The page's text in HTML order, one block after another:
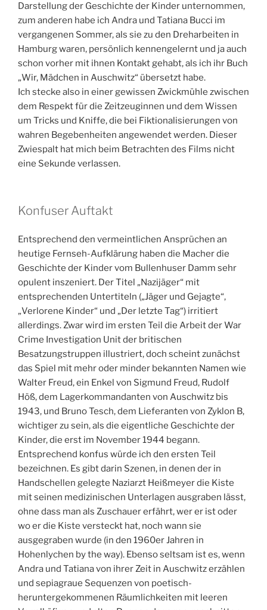
Darstellung der Geschichte der Kinder unternommen,
zum anderen habe ich Andra und Tatiana Bucci im
vergangenen Sommer, als sie zu den Dreharbeiten in
Hamburg waren, persönlich kennengelernt und ja auch
schon vorher mit ihnen Kontakt gehabt, als ich ihr Buch
„Wir, Mädchen in Auschwitz“ übersetzt habe.
Ich stecke also in einer gewissen Zwickmühle zwischen
dem Respekt für die Zeitzeuginnen und dem Wissen
um Tricks und Kniffe, die bei Fiktionalisierungen von
wahren Begebenheiten angewendet werden. Dieser
Zwiespalt hat mich beim Betrachten des Films nicht
eine Sekunde verlassen.
Konfuser Auftakt
Entsprechend den vermeintlichen Ansprüchen an
heutige Fernseh-Aufklärung haben die Macher die
Geschichte der Kinder vom Bullenhuser Damm sehr
opulent inszeniert. Der Titel „Nazijäger“ mit
entsprechenden Untertiteln („Jäger und Gejagte“,
„Verlorene Kinder“ und „Der letzte Tag“) irritiert
allerdings. Zwar wird im ersten Teil die Arbeit der War
Crime Investigation Unit der britischen
Besatzungstruppen illustriert, doch scheint zunächst
das Spiel mit mehr oder minder bekannten Namen wie
Walter Freud, ein Enkel von Sigmund Freud, Rudolf
Höß, dem Lagerkommandanten von Auschwitz bis
1943, und Bruno Tesch, dem Lieferanten von Zyklon B,
wichtiger zu sein, als die eigentliche Geschichte der
Kinder, die erst im November 1944 begann.
Entsprechend konfus würde ich den ersten Teil
bezeichnen. Es gibt darin Szenen, in denen der in
Handschellen gelegte Naziarzt Heißmeyer die Kiste
mit seinen medizinischen Unterlagen ausgraben lässt,
ohne dass man als Zuschauer erfährt, wer er ist oder
wo er die Kiste versteckt hat, noch wann sie
ausgegraben wurde (in den 1960er Jahren in
Hohenlychen by the way). Ebenso seltsam ist es, wenn
Andra und Tatiana von ihrer Zeit in Auschwitz erzählen
und sepiagraue Sequenzen von poetisch-
heruntergekommenen Räumlichkeiten mit leeren